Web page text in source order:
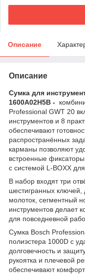
Описание
Описание
Сумка для
1600A02H5B -
Professional GWT 20
инструментов и 8
обеспечивают
распространённых
карманы позволяют
встроенные
с системой L-BOXX
В набор входят три
шестигранных ключей,
молоток, сегментный
инструментов делает
для повседневной
Сумка Bosch
полиэстера 1000D с
долговечность и
рукоятка и плечевой
обеспечивают